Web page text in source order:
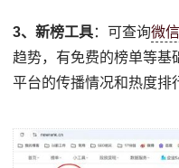
3、新榜工具：可查询微
趋势，有免费的榜单等基
平台的传播情况和热度排